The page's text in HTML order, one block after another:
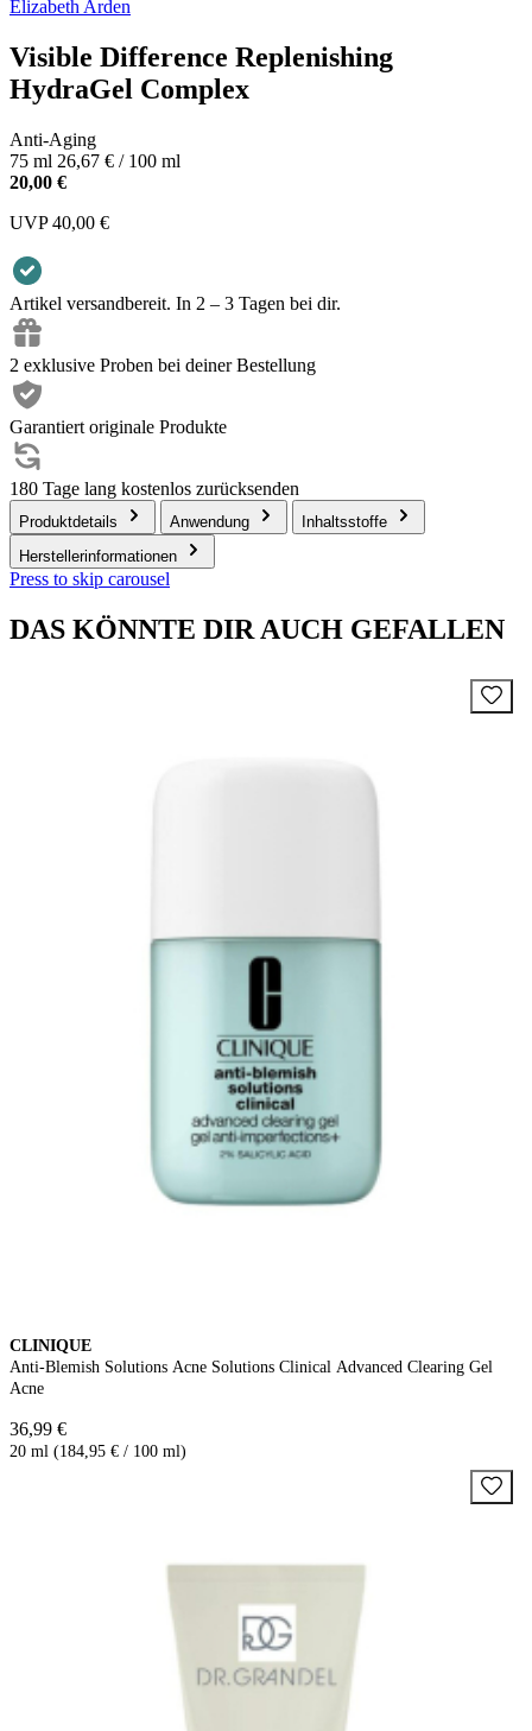
Elizabeth Arden
Visible Difference Replenishing
HydraGel Complex
Anti-Aging
75 ml 26,67 € / 100 ml
20,00 €
UVP40,00 €
Artikel versandbereit. In 2 – 3 Tagen bei dir.
2 exklusive Proben bei deiner Bestellung
Garantiert originale Produkte
180 Tage lang kostenlos zurücksenden
Produktdetails Anwendung
Inhaltsstoffe
Herstellerinformationen
Press to skip carousel
DAS KÖNNTE DIR AUCH GEFALLEN
CLINIQUE
Anti-Blemish Solutions Acne Solutions Clinical Advanced Clearing Gel
Acne
36,99 €
20 ml (184,95 € / 100 ml)